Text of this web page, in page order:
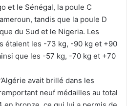
et le Sénégal, la poule C
tandis que la poule D
du Sud et le Nigeria. Les
étaient les -73 kg, -90 kg et +90
que les -57 kg, -70 kg et +70
avait brillé dans les
neuf médailles au total